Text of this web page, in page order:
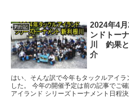
釣行記
2024年4
ンドトー
川 釣果と
介
はい、そんな訳で今年もタックルアイラ
した。 今年の開催予定は前の記事でご確認下さい。 2024年タックル
アイランド シリーズトーナメント日程決定。 暖かい日が続